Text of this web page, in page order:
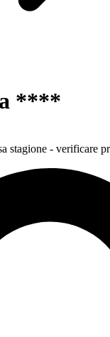
****
stagione - verificare